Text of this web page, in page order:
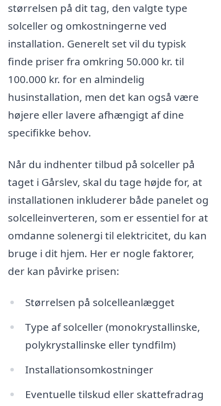
størrelsen på dit tag, den valgte type
solceller og omkostningerne ved
installation. Generelt set vil du typisk
finde priser fra omkring 50.000 kr. til
100.000 kr. for en almindelig
husinstallation, men det kan også være
højere eller lavere afhængigt af dine
specifikke behov.
Når du indhenter tilbud på solceller på
taget i Gårslev, skal du tage højde for, at
installationen inkluderer både panelet og
solcelleinverteren, som er essentiel for at
omdanne solenergi til elektricitet, du kan
bruge i dit hjem. Her er nogle faktorer,
der kan påvirke prisen:
Størrelsen på solcelleanlægget
Type af solceller (monokrystallinske,
polykrystallinske eller tyndfilm)
Installationsomkostninger
Eventuelle tilskud eller skattefradrag